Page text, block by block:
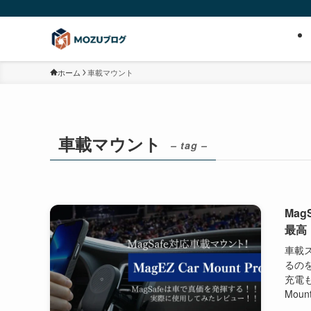
ホーム 車載マウント
車載マウント – tag –
最高
車載
るの
充電